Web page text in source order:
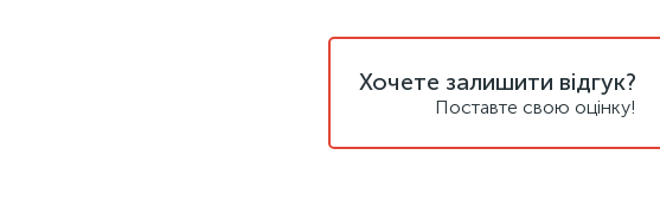
Хочете залишити відгук?
Поставте свою оцінку!